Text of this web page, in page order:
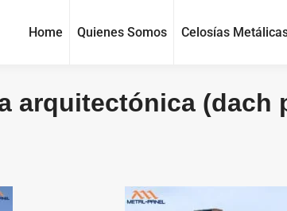
Home Quienes Somos Celosías
arquitectónica (dach